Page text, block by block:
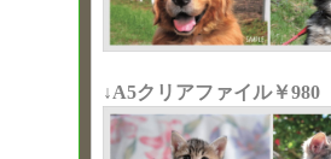
↓A5クリアファイル￥980